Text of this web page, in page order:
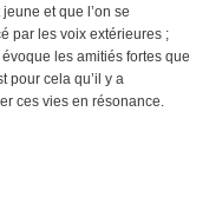
et que l’on se
par les voix extérieures ;
évoque les amitiés fortes que
pour cela qu’il y a
ces vies en résonance.